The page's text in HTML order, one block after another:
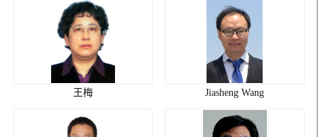
王梅 Jiasheng Wang